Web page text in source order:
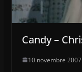
Candy –
10 novembre 2007